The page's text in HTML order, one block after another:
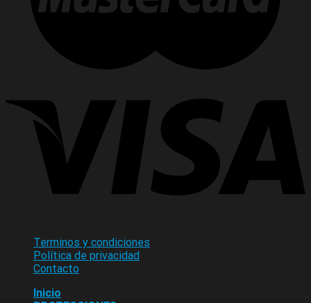
Terminos y condiciones
Política de privacidad
Contacto
Inicio